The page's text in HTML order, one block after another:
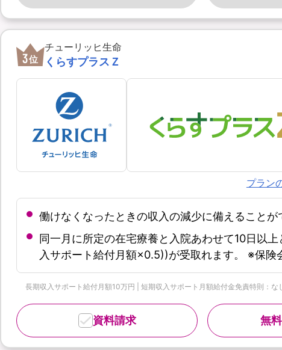
3位
チューリッヒ生命
くらすプラスＺ
プラン
働けなくなったときの収入の減少に備えることが
同一月に所定の在宅療養と入院あわせて10日以
入サポート給付月額×0.5))が受取れます。 ※保険
長期収入サポート給付月額10万円 | 短期収入サポート月額給付金免責特則：
無
資料請求